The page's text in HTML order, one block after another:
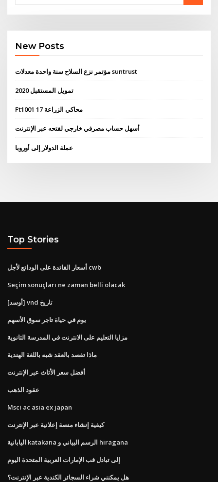
New Posts
مؤتمر نزع السلاح سنة واحدة معدلات suntrust
تمويل المستقبل 2020
Ft1001 محاكي الزراعة 17
أسهل حساب مصرفي خارجي لفتحه عبر الإنترنت
عملة الدولار إلى أوروبا
Top Stories
أسعار الفائدة على الودائع لأجل cwb
Seçim sonuçları ne zaman belli olacak
[أوسد] vnd تاريخ
يوم في حياة تاجر سوق الأسهم
مزايا التعليم على الانترنت في المدرسة الثانوية
ماذا تقصد بالعقد شبه باللغة الهندية
أفضل سعر الأثاث عبر الإنترنت
عقود الذهب
Msci ac asia ex japan
كيفية إنشاء منصة إعلانية عبر الإنترنت
اليابانية katakana الرسم البياني و hiragana
إلى تبادل فب الإمارات العربية المتحدة اليوم
هل يمكنني شراء السجائر الكندية عبر الإنترنت؟